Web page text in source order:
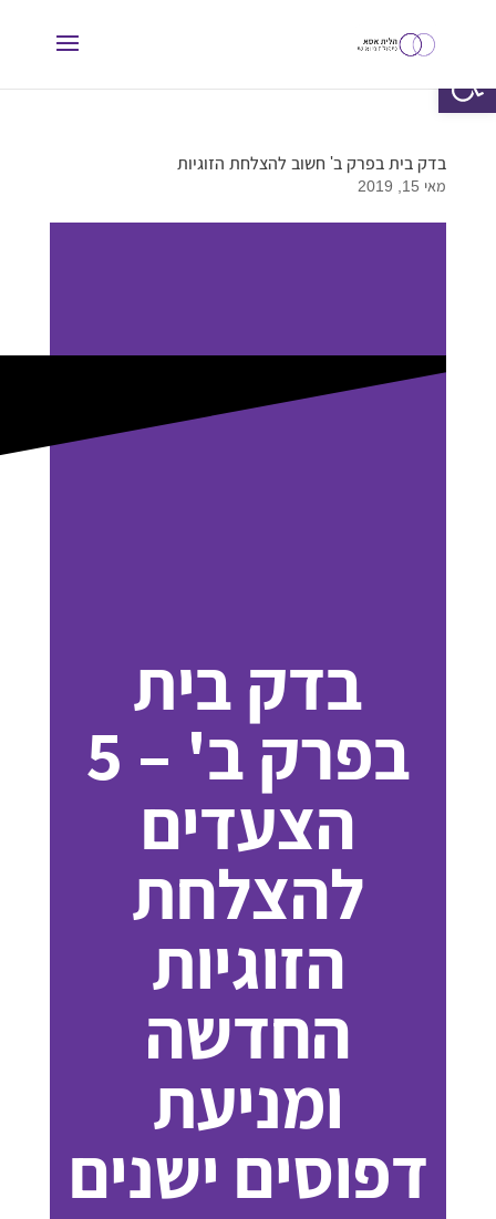
בדק בית בפרק ב' חשוב להצלחת הזוגיות
מאי 15, 2019
בדק בית
בפרק ב' – 5
הצעדים
להצלחת
הזוגיות
החדשה
ומניעת
דפוסים ישנים
פתח סרגל נגישות